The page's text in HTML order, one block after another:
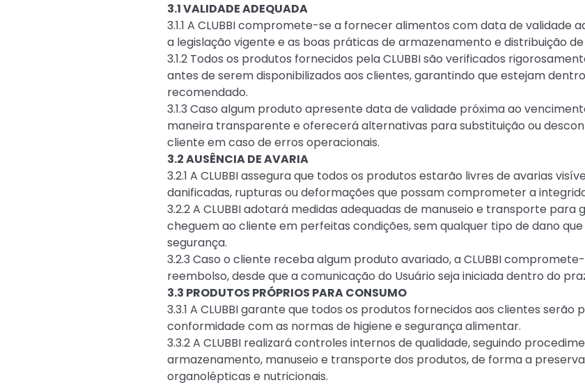
3.1 VALIDADE ADEQUADA
3.1.1 A CLUBBI compromete-se a fornecer alimentos com data de validade
a legislação vigente e as boas práticas de armazenamento e distribuição
3.1.2 Todos os produtos fornecidos pela CLUBBI são verificados
antes de serem disponibilizados aos clientes, garantindo que estejam
recomendado.
3.1.3 Caso algum produto apresente data de validade próxima ao
maneira transparente e oferecerá alternativas para substituição ou
cliente em caso de erros operacionais.
3.2 AUSÊNCIA DE AVARIA
3.2.1 A CLUBBI assegura que todos os produtos estarão livres de avarias
danificadas, rupturas ou deformações que possam comprometer a
3.2.2 A CLUBBI adotará medidas adequadas de manuseio e transporte para
cheguem ao cliente em perfeitas condições, sem qualquer tipo de dano
segurança.
3.2.3 Caso o cliente receba algum produto avariado, a CLUBBI
reembolso, desde que a comunicação do Usuário seja iniciada dentro do
3.3 PRODUTOS PRÓPRIOS PARA CONSUMO
3.3.1 A CLUBBI garante que todos os produtos fornecidos aos clientes
conformidade com as normas de higiene e segurança alimentar.
3.3.2 A CLUBBI realizará controles internos de qualidade, seguindo
armazenamento, manuseio e transporte dos produtos, de forma a
organolépticas e nutricionais.